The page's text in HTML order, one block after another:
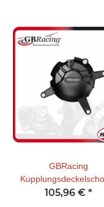
GBRacing
Yamaha R3 2015-18 / R25105,96 € *